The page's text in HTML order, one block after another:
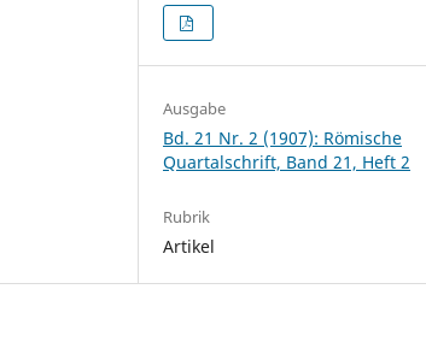
Ausgabe
Bd. 21 Nr. 2 (1907): Römische
Quartalschrift, Band 21, Heft 2
Rubrik
Artikel